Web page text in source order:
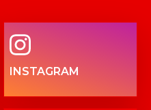
INSTAGRAM